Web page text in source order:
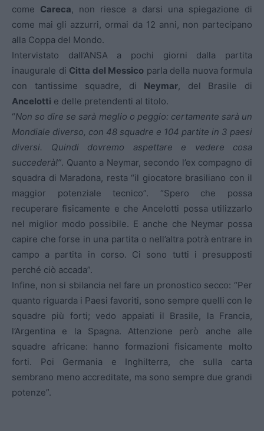
come Careca, non riesce a darsi una spiegazione di
come mai gli azzurri, ormai da 12 anni, non partecipano
alla Coppa del Mondo.
Intervistato dall’ANSA a pochi giorni dalla partita
inaugurale di Citta del Messico parla della nuova formula
con tantissime squadre, di Neymar, del Brasile di
Ancelotti e delle pretendenti al titolo.
“Non so dire se sarà meglio o peggio: certamente sarà un
Mondiale diverso, con 48 squadre e 104 partite in 3 paesi
diversi. Quindi dovremo aspettare e vedere cosa
succederà!”. Quanto a Neymar, secondo l’ex compagno di
squadra di Maradona, resta “il giocatore brasiliano con il
maggior potenziale tecnico”. “Spero che possa
recuperare fisicamente e che Ancelotti possa utilizzarlo
nel miglior modo possibile. E anche che Neymar possa
capire che forse in una partita o nell’altra potrà entrare in
campo a partita in corso. Ci sono tutti i presupposti
perché ciò accada”.
Infine, non si sbilancia nel fare un pronostico secco: “Per
quanto riguarda i Paesi favoriti, sono sempre quelli con le
squadre più forti; vedo appaiati il Brasile, la Francia,
l’Argentina e la Spagna. Attenzione però anche alle
squadre africane: hanno formazioni fisicamente molto
forti. Poi Germania e Inghilterra, che sulla carta
sembrano meno accreditate, ma sono sempre due grandi
potenze”.